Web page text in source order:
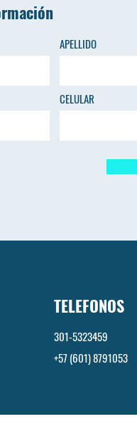
APELLIDO
CELULAR
TELEFONOS
301-5323459
+57 (601) 8791053